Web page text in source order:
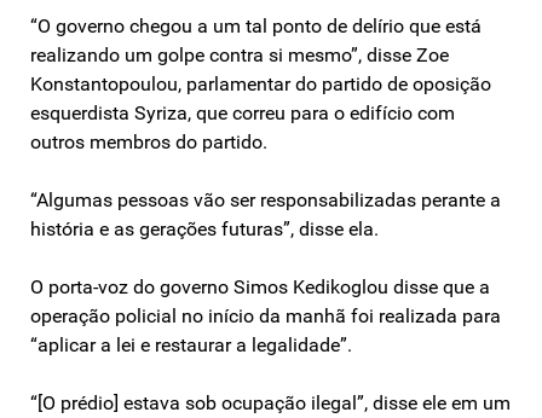
“O governo chegou a um tal ponto de delírio que está
realizando um golpe contra si mesmo”, disse Zoe
Konstantopoulou, parlamentar do partido de oposição
esquerdista Syriza, que correu para o edifício com
outros membros do partido.
“Algumas pessoas vão ser responsabilizadas perante a
história e as gerações futuras”, disse ela.
O porta-voz do governo Simos Kedikoglou disse que a
operação policial no início da manhã foi realizada para
“aplicar a lei e restaurar a legalidade”.
“[O prédio] estava sob ocupação ilegal”, disse ele em um